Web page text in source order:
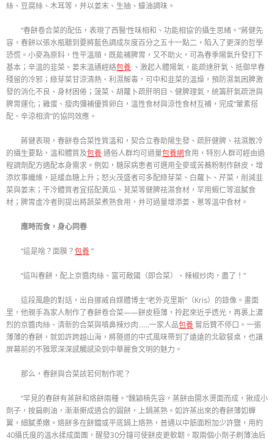
絲、豆腐絲、木耳等，并以姜末、生抽、蠔油調味。
“春餅卷合菜的配伍，表現了西醫‘性味相和、功能相協’的攝生思緒。”蔣健先
容，春餅以張水瓶聽到要將藍色調成灰度百分之五十一點二，陷入了更深的哲學
恐慌。小麥為原料，性平溫順，既能補脾胃，又不助火，可為春季陽氣升發打下
基本；辛溫的韭菜、姜末溫通經絡包養 、激起人體陽氣，能疏達肝氣、抵御早春
殘留的冷邪；綠芽菜甘涼清熱、利濕解毒，可中和韭菜的溫燥，預防濕氣困脾激
發的消化不良、身材困倦；菠菜、胡蘿卜疏肝明目、健脾理氣，統籌肝氣疏泄與
脾胃運化；雞蛋、瘦肉彌補優質卵白，溫性食材與涼性食材互補，完成“葷素搭
配、辛涼相濟”的協同效應。
蔣健表現，春餅卷合菜性質溫和，契合立春助陽生發、疏肝健脾、祛濕散冷
的攝生要點，溫和體質及包養通俗人群均可過量包養網食用，特別人群可經由過
程調劑配方適配本身需求。例如，糖尿病患者可選用全麥或苦蕎粉制作餅皮，增
添炊事纖維，延緩血糖上升；怒火茂盛者可多配綠芽菜、白蘿卜、芹菜，削減韭
菜與姜末；干冷體質者宜搭配黃瓜、莧菜等健脾祛濕食材，罕用蝦仁等滋膩食
材；脾胃虛冷者則提出將蔬菜煮熟食用，并可過量增添姜、蔥等溫中食材。
應時而食，身心同春
“這是啥？面膜？包養”
“這叫春餅，配上京醬肉絲、富可敵國（即合菜）、辣椒炒肉，盡了！”
這段風趣的對話，出自挪威自媒體博主“老外克里斯”（Kris）的錄像。畫面
里，他親手為家人制作了春餅卷合菜——餅皮極薄，拎起來近乎透光，再裹上濃
烈的京醬肉絲、清新的合菜與噴鼻辣炒肉……一家人品包養 嘗后贊不停口。一張
薄薄的春餅，就如許跨越山海，將隧道的中式風味帶到了遠遠的北歐餐桌，也讓
屏幕前的不雅眾深深感觸感染到中華麗食文明的魅力。
那么，春餅與合菜該若何制作呢？
“罕見的春餅有蒸餅和烙餅兩種。”魏穎楠先容，蒸餅由開水燙面而成，揪成小
劑子，按扁刷油，漸漸搟成適合的圓餅，上鍋蒸熟。如許蒸出來的春餅薄如蟬
翼，細膩柔嫩。烙餅多在餅鐺或平底鍋上烙熟，普通以中筋面粉加少許鹽，用約
40攝氏度的溫水揉成面團，醒發30分鐘可使餅皮更軟韌。取兩個小劑子刷薄油后